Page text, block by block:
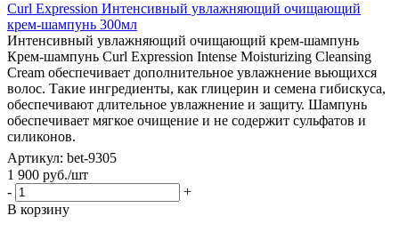
Curl Expression Интенсивный увлажняющий очищающий
крем-шампунь 300мл
Интенсивный увлажняющий очищающий крем-шампунь
Крем-шампунь Curl Expression Intense Moisturizing Cleansing
Cream обеспечивает дополнительное увлажнение вьющихся
волос. Такие ингредиенты, как глицерин и семена гибискуса,
обеспечивают длительное увлажнение и защиту. Шампунь
обеспечивает мягкое очищение и не содержит сульфатов и
силиконов.
Артикул: bet-9305
1 900 руб./шт
-
+
В корзину